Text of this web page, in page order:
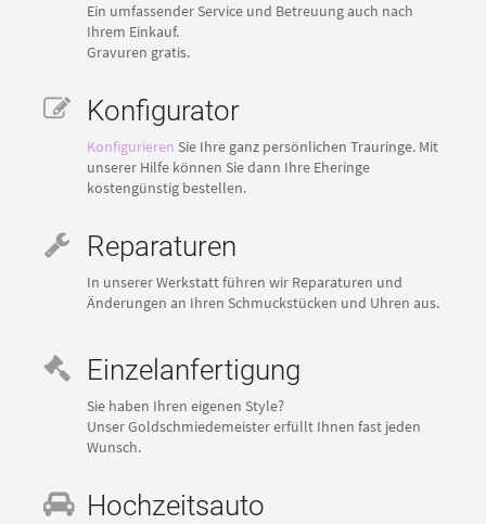
Ein umfassender Service und Betreuung auch nach
Ihrem Einkauf.
Gravuren gratis.
Konfigurator
Konfigurieren Sie Ihre ganz persönlichen Trauringe. Mit
unserer Hilfe können Sie dann Ihre Eheringe
kostengünstig bestellen.
Reparaturen
In unserer Werkstatt führen wir Reparaturen und
Änderungen an Ihren Schmuckstücken und Uhren aus.
Einzelanfertigung
Sie haben Ihren eigenen Style?
Unser Goldschmiedemeister erfüllt Ihnen fast jeden
Wunsch.
Hochzeitsauto